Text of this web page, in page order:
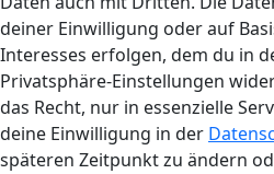
deiner Einwilligung oder auf
Interesses erfolgen, dem du in
Privatsphäre-Einstellungen
das Recht, nur in essenzielle
deine Einwilligung in der
späteren Zeitpunkt zu ändern